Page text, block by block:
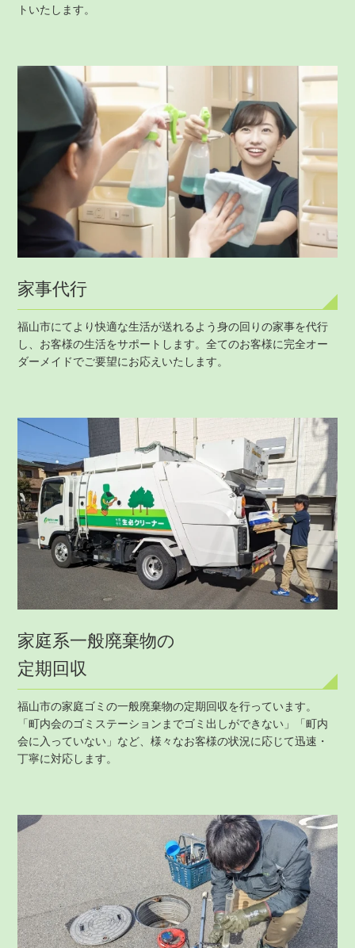
トいたします。
家事代行
福山市にてより快適な生活が送れるよう身の回りの家事を代行
し、お客様の生活をサポートします。全てのお客様に完全オー
ダーメイドでご要望にお応えいたします。
家庭系一般廃棄物の
定期回収
福山市の家庭ゴミの一般廃棄物の定期回収を行っています。
「町内会のゴミステーションまでゴミ出しができない」「町内
会に入っていない」など、様々なお客様の状況に応じて迅速・
丁寧に対応します。